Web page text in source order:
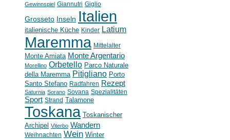
Gewinnspiel Giannutri Giglio
Grosseto Inseln Italien
italienische Küche Kinder Latium
Maremma Mittelalter
Monte Amiata Monte Argentario
Morellino Orbetello Parco Naturale
della Maremma Pitigliano Porto
Santo Stefano Radfahren Rezept
Saturnia Sorano Sovana Spezialitäten
Sport Strand Talamone
Toskana Toskanischer
Archipel Viterbo Wandern
Weihnachten Wein Winter